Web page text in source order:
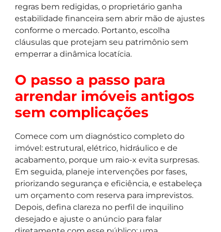
regras bem redigidas, o proprietário ganha
estabilidade financeira sem abrir mão de ajustes
conforme o mercado. Portanto, escolha
cláusulas que protejam seu patrimônio sem
emperrar a dinâmica locatícia.
O passo a passo para
arrendar imóveis antigos
sem complicações
Comece com um diagnóstico completo do
imóvel: estrutural, elétrico, hidráulico e de
acabamento, porque um raio-x evita surpresas.
Em seguida, planeje intervenções por fases,
priorizando segurança e eficiência, e estabeleça
um orçamento com reserva para imprevistos.
Depois, defina clareza no perfil de inquilino
desejado e ajuste o anúncio para falar